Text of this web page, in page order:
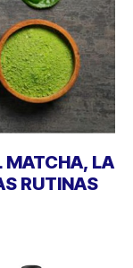
MATCHA, LA
RUTINAS